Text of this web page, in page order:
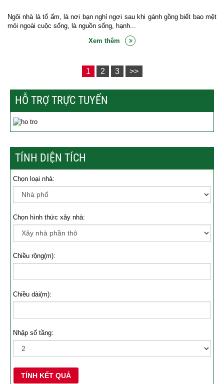
Ngôi nhà là tổ ấm, là nơi bạn nghỉ ngơi sau khi gánh gồng biết bao mệt
mỏi ngoài cuộc sống, là nguồn sống, hạnh...
Xem thêm
1 2 3 >>
HỖ TRỢ TRỰC TUYẾN
TÍNH DIỆN TÍCH
Chọn loại nhà:
Chọn hình thức xây nhà:
Chiều rộng(m):
Chiều dài(m):
Nhập số tầng:
TÍNH KẾT QUẢ